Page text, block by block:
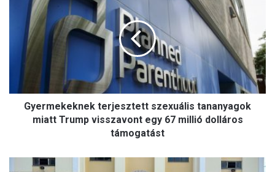
k
e
r
Gyermekeknek terjesztett szexuális tananyagok
miatt Trump visszavont egy 67 millió dolláros
támogatást